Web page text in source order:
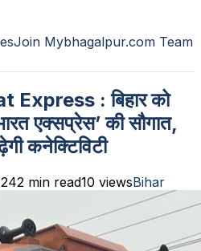
Join Mybhagalpur.com Team
: बिहार को
एक्सप्रेस’ की सौगात,
कनेक्टिविटी
2 min read10 viewsBihar